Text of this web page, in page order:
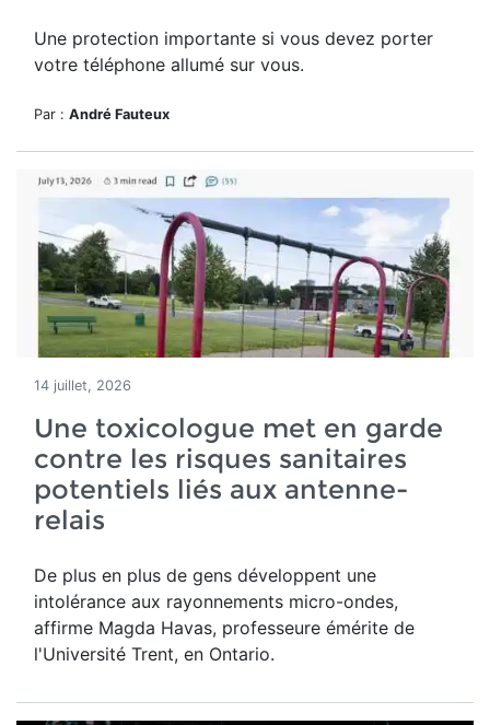
Une protection importante si vous devez porter
votre téléphone allumé sur vous.
Par : André Fauteux
14 juillet, 2026
Une toxicologue met en garde
contre les risques sanitaires
potentiels liés aux antenne-
relais
De plus en plus de gens développent une
intolérance aux rayonnements micro-ondes,
affirme Magda Havas, professeure émérite de
l'Université Trent, en Ontario.